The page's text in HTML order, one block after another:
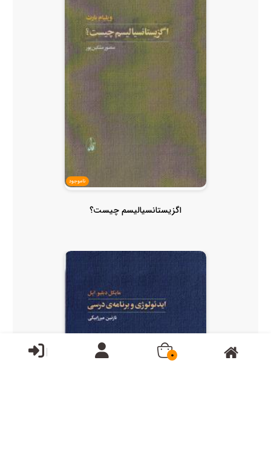
ناموجود
اگزیستانسیالیسم چیست؟
0